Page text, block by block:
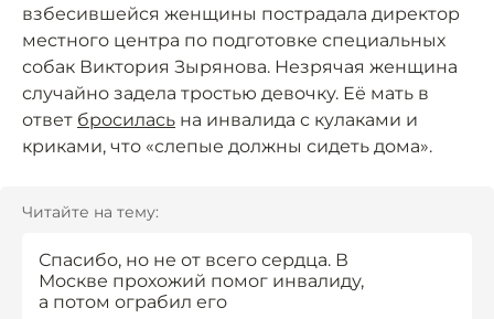
взбесившейся женщины пострадала директор
местного центра по подготовке специальных
собак Виктория Зырянова. Незрячая женщина
случайно задела тростью девочку. Её мать в
ответ бросилась на инвалида с кулаками и
криками, что «слепые должны сидеть дома».
Читайте на тему:
Спасибо, но не от всего сердца. В
Москве прохожий помог инвалиду,
а потом ограбил его